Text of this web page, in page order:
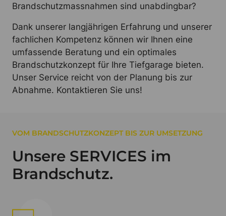
Brandschutzmassnahmen sind unabdingbar?
Dank unserer langjährigen Erfahrung und unserer
fachlichen Kompetenz können wir Ihnen eine
umfassende Beratung und ein optimales
Brandschutzkonzept für Ihre Tiefgarage bieten.
Unser Service reicht von der Planung bis zur
Abnahme. Kontaktieren Sie uns!
VOM BRANDSCHUTZKONZEPT BIS ZUR UMSETZUNG
Unsere SERVICES im
Brandschutz.